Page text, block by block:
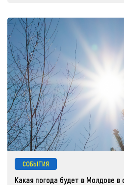
СОБЫТИЯ
Какая погода будет в Молдове в